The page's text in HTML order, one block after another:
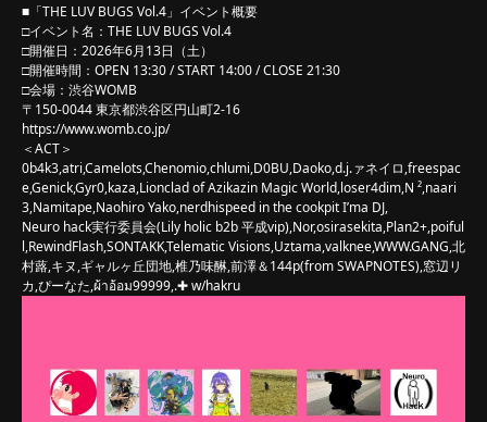
■「THE LUV BUGS Vol.4」イベント概要
□イベント名：THE LUV BUGS Vol.4
□開催日：2026年6月13日（土）
□開催時間：OPEN 13:30 / START 14:00 / CLOSE 21:30
□会場：渋谷WOMB
〒150-0044 東京都渋谷区円山町2-16
https://www.womb.co.jp/
＜ACT＞
0b4k3,atri,Camelots,Chenomio,chlumi,D0BU,Daoko,d.j.ァネイロ,freespac
e,Genick,Gyr0,kaza,Lionclad of Azikazin Magic World,loser4dim,N ²,naari
3,Namitape,Naohiro Yako,nerdhispeed in the cookpit I’ma DJ,
Neuro hack実行委員会(Lily holic b2b 平成vip),Nor,osirasekita,Plan2+,poiful
l,RewindFlash,SONTAKK,Telematic Visions,Uztama,valknee,WWW.GANG,北
村蕗,キヌ,ギャルヶ丘団地,椎乃味醂,前澤＆144p(from SWAPNOTES),窓辺リ
カ,ぴーなた,ผ้าอ้อม99999,.✚ w/hakru